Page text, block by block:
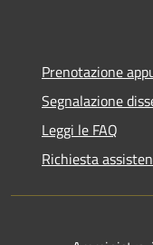
Prenotazione
Segnalazione
Leggi le FAQ
Richiesta